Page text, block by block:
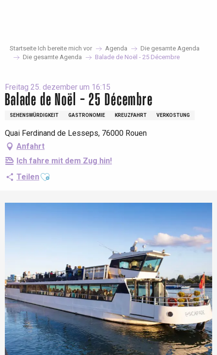
Startseite Ich bereite mich vor Agenda
Die gesamte Agenda
Die gesamte Agenda
Balade de Noël - 25 Décembre
Freitag 25. dezember um 16:15
Balade de Noël - 25 Décembre
SEHENSWÜRDIGKEIT GASTRONOMIE KREUZFAHRT VERKOSTUNG
Quai Ferdinand de Lesseps, 76000 Rouen
Anfahrt
Ich fahre mit dem Zug hin!
TeilenAjouter aux favoris